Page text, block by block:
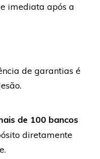
imediata após a
de garantias é
de 100 bancos
diretamente